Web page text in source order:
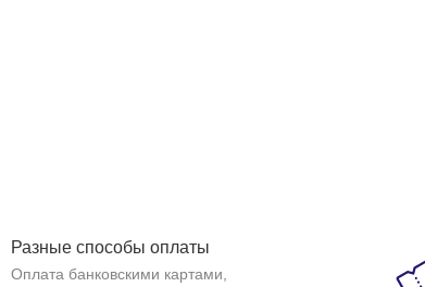
Разные способы оплаты
Оплата банковскими картами,